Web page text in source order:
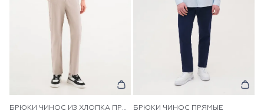
БРЮКИ ЧИНОС ИЗ ХЛОПКА ПРЯМЫЕ БРЮКИ ЧИНОС ПРЯМЫЕ